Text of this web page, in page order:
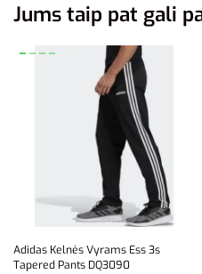
Jums taip pat gali
Adidas Kelnės Vyrams Ess 3s
Tapered Pants DQ3090